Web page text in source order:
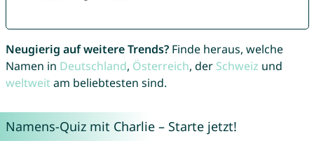
Neugierig auf weitere Trends?Finde heraus, welche
Namen in Deutschland, Österreich, der Schweiz und
weltweitam beliebtesten sind.
Namens-Quiz mit Charlie – Starte jetzt!